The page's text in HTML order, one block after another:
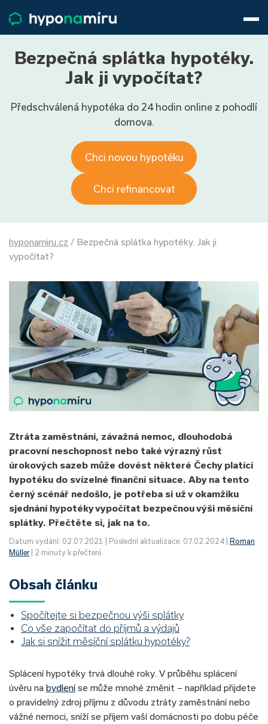
Životní pojištění
Pojištění nemovitosti
Články
800 688 388
9−16 hod.
Bezpečná splátka hypotéky.
Jak ji vypočítat?
Předschválená hypotéka do 24 hodin online z pohodlí
domova.
Chci novou hypotéku
Chci refinancovat
hyponamiru.cz / Bezpečná splátka hypotéky. Jak ji
vypočítat?
Ztráta zaměstnání, závažná nemoc, dlouhodobá
pracovní neschopnost nebo také výrazný růst
úrokových sazeb může dovést některé Čechy platící
hypotéku do svízelné finanční situace. Aby na tento
černý scénář nedošlo, je potřeba si už v okamžiku
sjednání hypotéky vypočítat bezpečnou výši měsíční
splátky. Přečtěte si, jak na to.
Datum vydání: 02.07.2021 | Poslední aktualizace: 07.02.2024 | Roman
Müller| 2 minuty k přečtení
Obsah článku
Spočítejte si bezpečnou výši splátky
Co vše započítat do příjmů a výdajů
Jak si snížit měsíční splátku hypotéky?
Splácení hypotéky trvá dlouhé roky. V průběhu splácení
úvěru na bydleníse může mnohé změnit – například přijdete
o pravidelný zdroj příjmu z důvodu ztráty zaměstnání nebo
vážné nemoci, sníží se příjem vaší domácnosti po dobu péče